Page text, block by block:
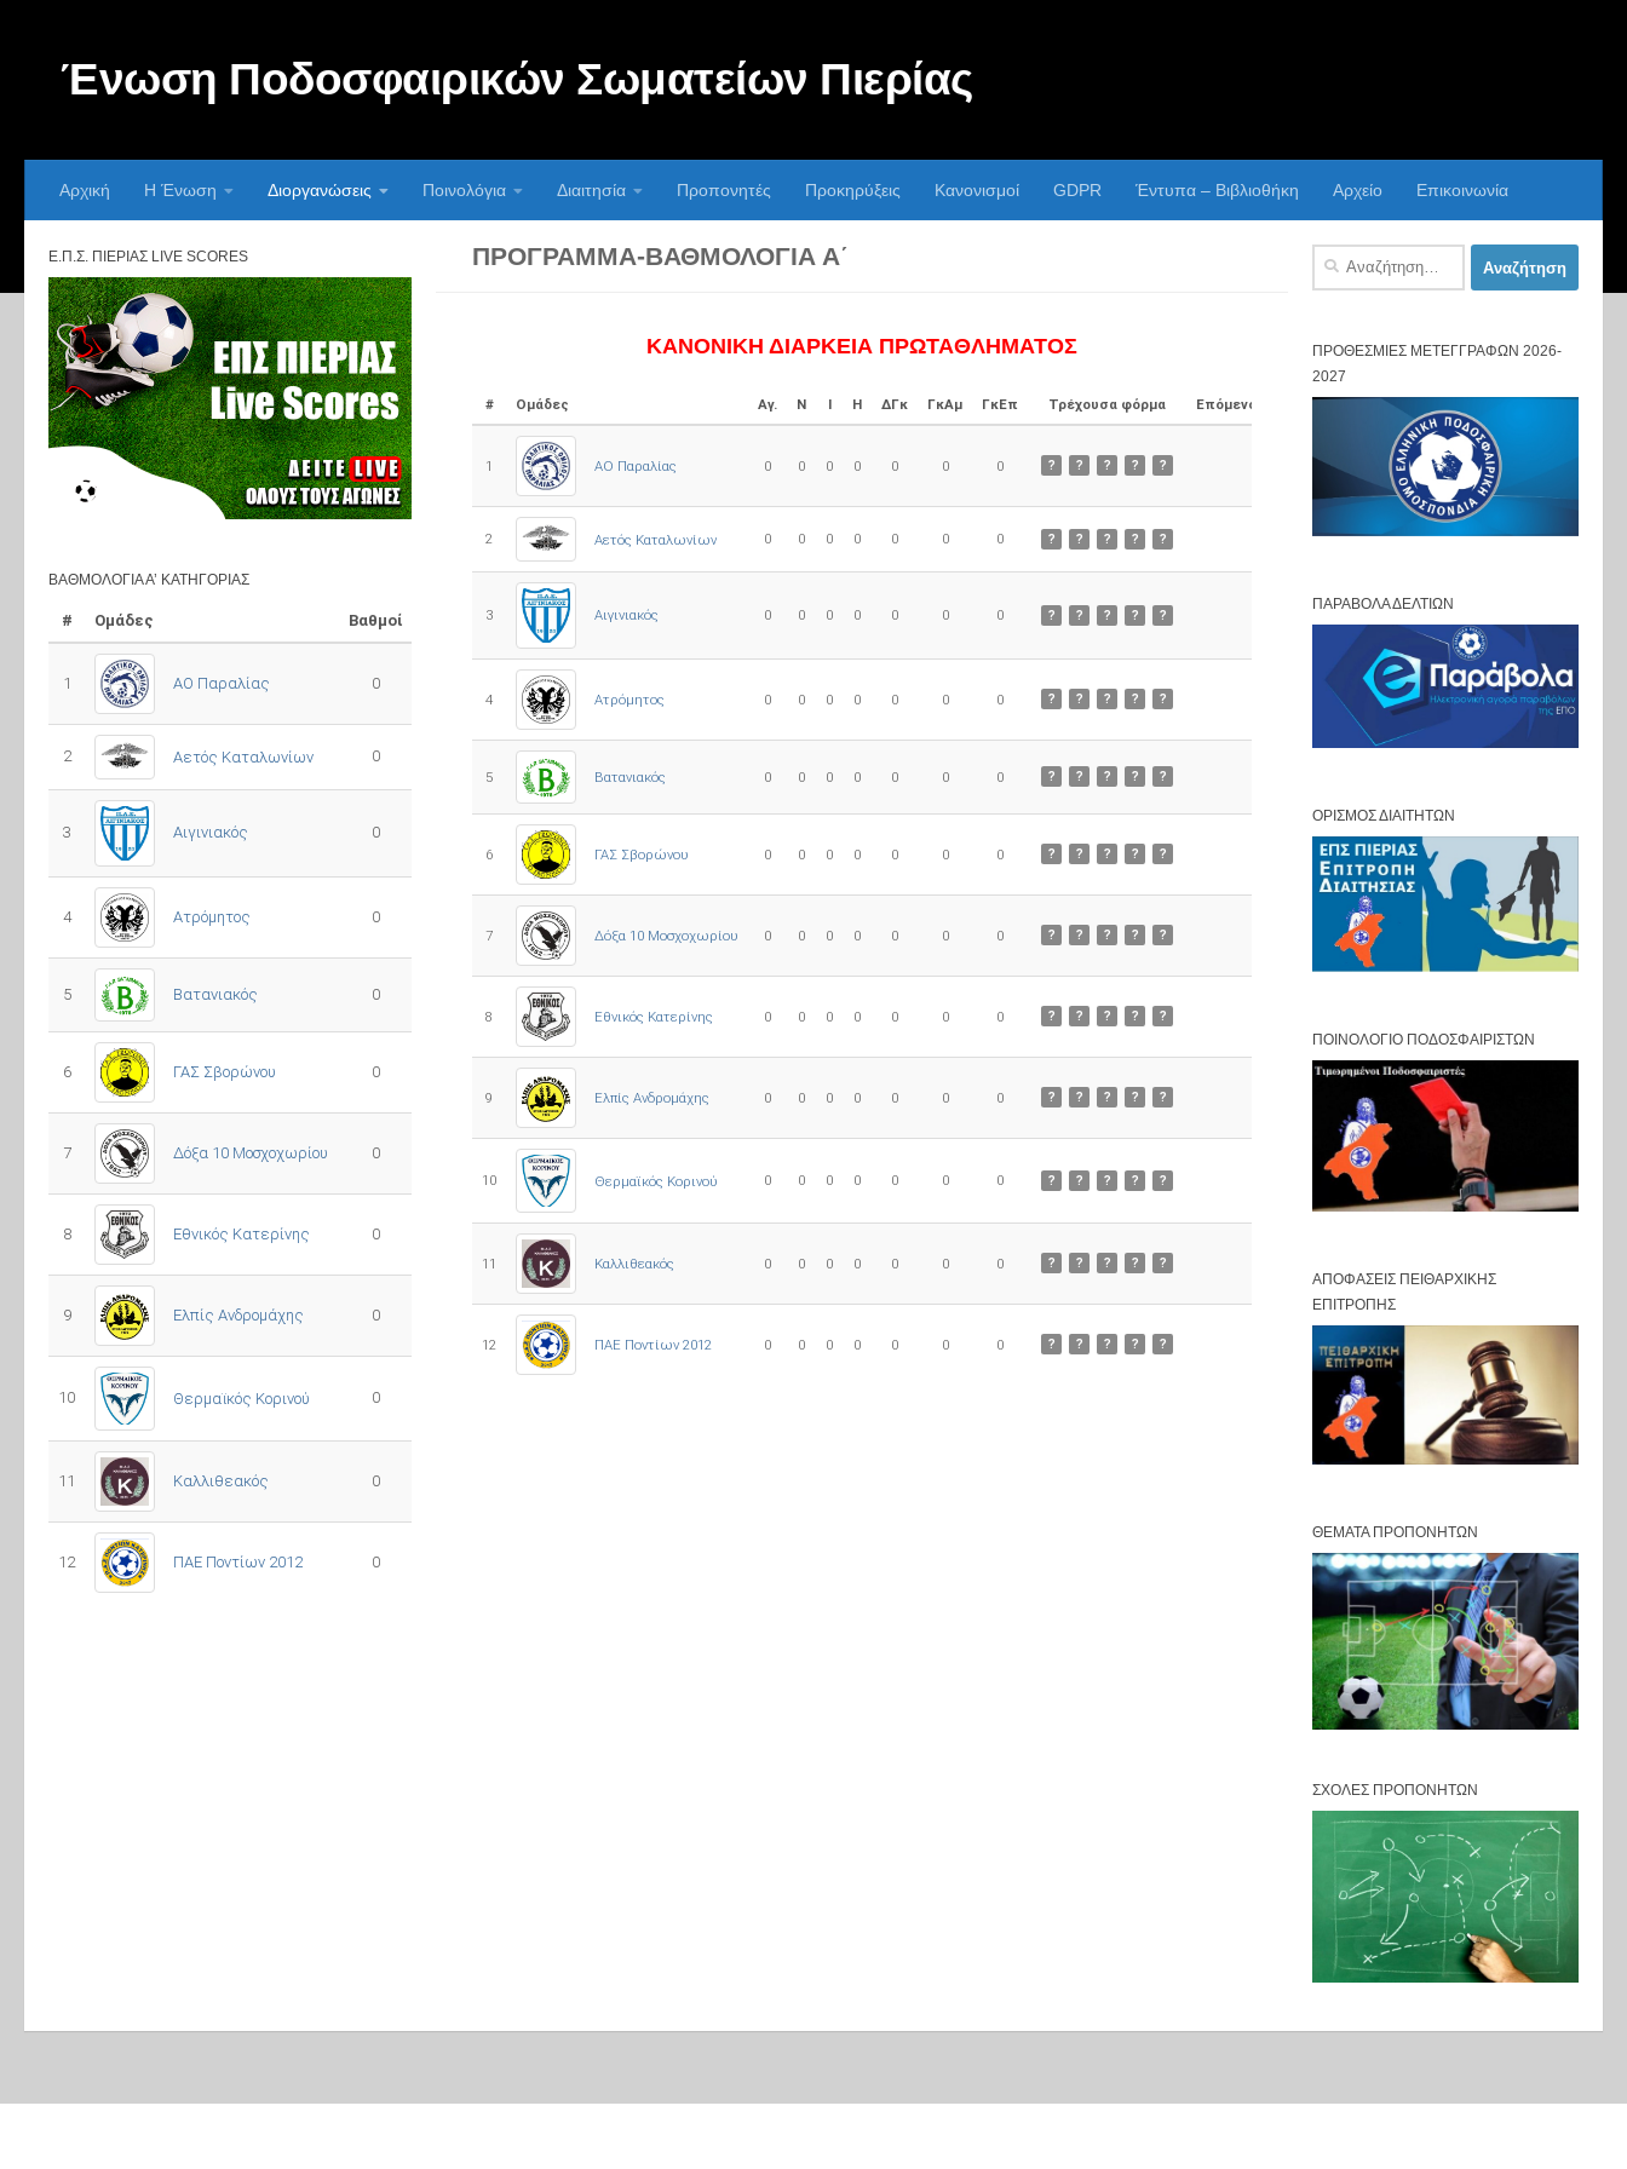
Ένωση Ποδοσφαιρικών Σωματείων Πιερίας
Αρχική Η Ένωση Διοργανώσεις Ποινολόγια Διαιτησία Προπονητές Προκηρύξεις Κανονισμοί GDPR Έντυπα – Βιβλιοθήκη Αρχείο Επικοινωνία
ΠΡΌΓΡΑΜΜΑ-ΒΑΘΜΟΛΟΓΊΑ Α΄
ΚΑΝΟΝΙΚΗ ΔΙΑΡΚΕΙΑ ΠΡΩΤΑΘΛΗΜΑΤΟΣ
# Ομάδες Αγ. Ν Ι Η ΔΓκ ΓκΑμ ΓκΕπ Τρέχουσα φόρμα Επόμενος Αγώνας
1 ΑΟ Παραλίας 0 0 0 0 0 0 0 ? ? ? ? ?
2 Αετός Καταλωνίων 0 0 0 0 0 0 0 ? ? ? ? ?
3 Αιγινιακός 0 0 0 0 0 0 0 ? ? ? ? ?
4 Ατρόμητος 0 0 0 0 0 0 0 ? ? ? ? ?
5 Βατανιακός 0 0 0 0 0 0 0 ? ? ? ? ?
6 ΓΑΣ Σβορώνου 0 0 0 0 0 0 0 ? ? ? ? ?
7 Δόξα 10 Μοσχοχωρίου 0 0 0 0 0 0 0 ? ? ? ? ?
8 Εθνικός Κατερίνης 0 0 0 0 0 0 0 ? ? ? ? ?
9 Ελπίς Ανδρομάχης 0 0 0 0 0 0 0 ? ? ? ? ?
10 Θερμαϊκός Κορινού 0 0 0 0 0 0 0 ? ? ? ? ?
11 Καλλιθεακός 0 0 0 0 0 0 0 ? ? ? ? ?
12 ΠΑΕ Ποντίων 2012 0 0 0 0 0 0 0 ? ? ? ? ?
Ε.Π.Σ. ΠΙΕΡΊΑΣ LIVE SCORES
ΒΑΘΜΟΛΟΓΊΑ Α’ ΚΑΤΗΓΟΡΊΑΣ
# Ομάδες Βαθμοί
1 ΑΟ Παραλίας 0
2 Αετός Καταλωνίων 0
3 Αιγινιακός 0
4 Ατρόμητος 0
5 Βατανιακός 0
6 ΓΑΣ Σβορώνου 0
7 Δόξα 10 Μοσχοχωρίου 0
8 Εθνικός Κατερίνης 0
9 Ελπίς Ανδρομάχης 0
10 Θερμαϊκός Κορινού 0
11 Καλλιθεακός 0
12 ΠΑΕ Ποντίων 2012 0
Αναζήτηση
ΠΡΟΘΕΣΜΊΕΣ ΜΕΤΕΓΓΡΑΦΏΝ 2026-
2027
ΠΑΡΆΒΟΛΑ ΔΕΛΤΊΩΝ
ΟΡΙΣΜΌΣ ΔΙΑΙΤΗΤΏΝ
ΠΟΙΝΟΛΌΓΙΟ ΠΟΔΟΣΦΑΙΡΙΣΤΏΝ
ΑΠΟΦΆΣΕΙΣ ΠΕΙΘΑΡΧΙΚΉΣ
ΕΠΙΤΡΟΠΉΣ
ΘΈΜΑΤΑ ΠΡΟΠΟΝΗΤΏΝ
ΣΧΟΛΈΣ ΠΡΟΠΟΝΗΤΏΝ